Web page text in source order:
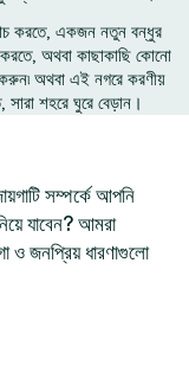
করতে, একজন নতুন বন্ধুর
করতে, অথবা কাছাকাছি কোনো
অথবা এই নগরে করণীয়
শহরে ঘুরে বেড়ান।
সম্পর্কে আপনি
যাবেন? আমরা
ও জনপ্রিয় ধারণাগুলো